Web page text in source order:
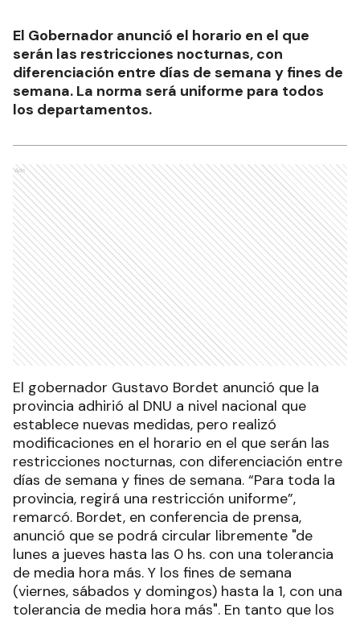
El Gobernador anunció el horario en el que
serán las restricciones nocturnas, con
diferenciación entre días de semana y fines de
semana. La norma será uniforme para todos
los departamentos.
Ads
El gobernador Gustavo Bordet anunció que la
provincia adhirió al DNU a nivel nacional que
establece nuevas medidas, pero realizó
modificaciones en el horario en el que serán las
restricciones nocturnas, con diferenciación entre
días de semana y fines de semana. “Para toda la
provincia, regirá una restricción uniforme”,
remarcó. Bordet, en conferencia de prensa,
anunció que se podrá circular libremente "de
lunes a jueves hasta las 0 hs. con una tolerancia
de media hora más. Y los fines de semana
(viernes, sábados y domingos) hasta la 1, con una
tolerancia de media hora más". En tanto que los